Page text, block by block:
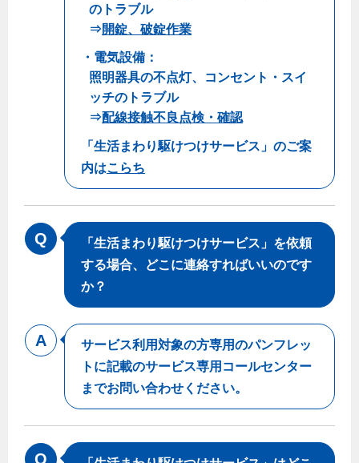
のトラブル
⇒開錠、破錠作業
・電気設備：
照明器具の不点灯、コンセント・スイ
ッチのトラブル
⇒配線接触不良点検・確認
「生活まわり駆けつけサービス」のご案
内はこらち
「生活まわり駆けつけサービス」を依頼
する場合、どこに連絡すればいいのです
か？
サービス利用対象の方専用のパンフレッ
トに記載のサービス専用コールセンター
までお問い合わせください。